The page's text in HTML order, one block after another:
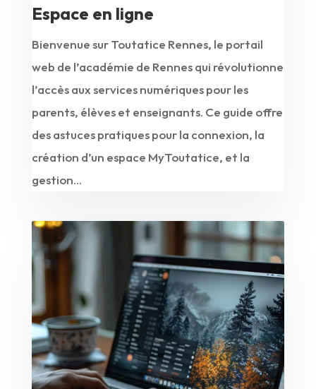
Espace en ligne
Bienvenue sur Toutatice Rennes, le portail
web de l’académie de Rennes qui révolutionne
l’accès aux services numériques pour les
parents, élèves et enseignants. Ce guide offre
des astuces pratiques pour la connexion, la
création d’un espace MyToutatice, et la
gestion...